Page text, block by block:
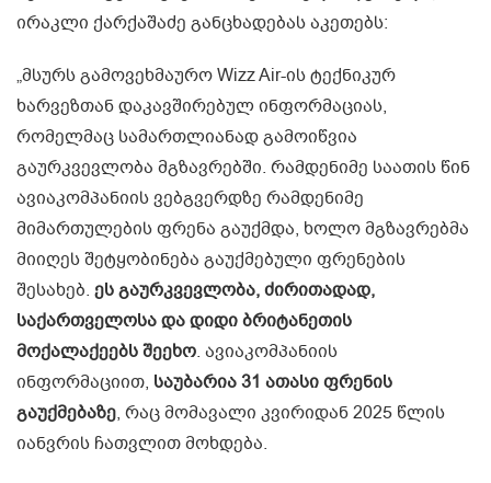
ირაკლი ქარქაშაძე განცხადებას აკეთებს:
„მსურს გამოვეხმაურო Wizz Air-ის ტექნიკურ
ხარვეზთან დაკავშირებულ ინფორმაციას,
რომელმაც სამართლიანად გამოიწვია
გაურკვევლობა მგზავრებში. რამდენიმე საათის წინ
ავიაკომპანიის ვებგვერდზე რამდენიმე
მიმართულების ფრენა გაუქმდა, ხოლო მგზავრებმა
მიიღეს შეტყობინება გაუქმებული ფრენების
შესახებ. ეს გაურკვევლობა, ძირითადად,
საქართველოსა და დიდი ბრიტანეთის
მოქალაქეებს შეეხო. ავიაკომპანიის
ინფორმაციით, საუბარია 31 ათასი ფრენის
გაუქმებაზე, რაც მომავალი კვირიდან 2025 წლის
იანვრის ჩათვლით მოხდება.